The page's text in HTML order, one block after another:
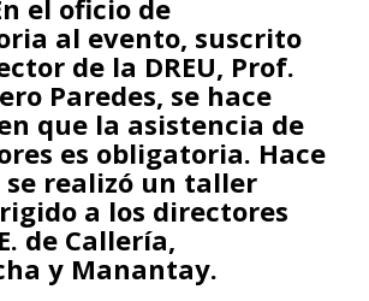
el oficio de
al evento, suscrito
de la DREU, Prof.
Paredes, se hace
que la asistencia de
es obligatoria. Hace
se realizó un taller
a los directores
de Callería,
y Manantay.